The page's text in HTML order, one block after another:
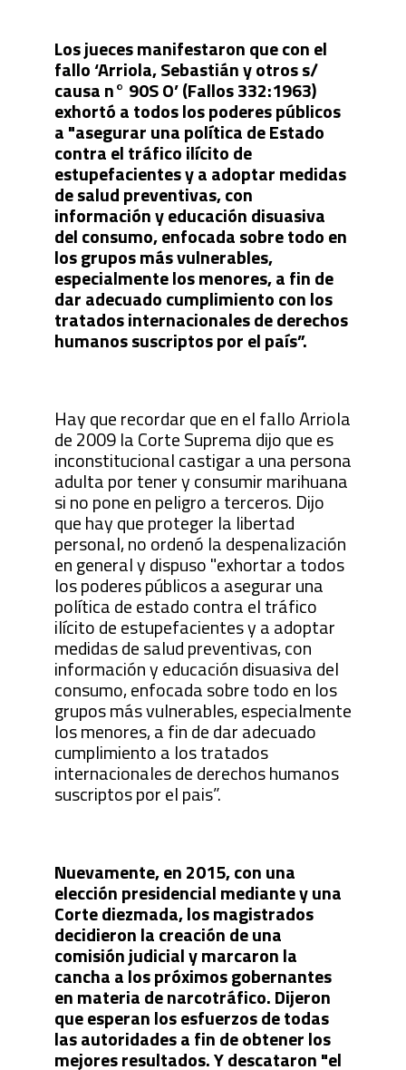
Los jueces manifestaron que con el
fallo ‘Arriola, Sebastián y otros s/
causa n° 90S O’ (Fallos 332:1963)
exhortó a todos los poderes públicos
a "asegurar una política de Estado
contra el tráfico ilícito de
estupefacientes y a adoptar medidas
de salud preventivas, con
información y educación disuasiva
del consumo, enfocada sobre todo en
los grupos más vulnerables,
especialmente los menores, a fin de
dar adecuado cumplimiento con los
tratados internacionales de derechos
humanos suscriptos por el país”.
Hay que recordar que en el fallo Arriola
de 2009 la Corte Suprema dijo que es
inconstitucional castigar a una persona
adulta por tener y consumir marihuana
si no pone en peligro a terceros. Dijo
que hay que proteger la libertad
personal, no ordenó la despenalización
en general y dispuso "exhortar a todos
los poderes públicos a asegurar una
política de estado contra el tráfico
ilícito de estupefacientes y a adoptar
medidas de salud preventivas, con
información y educación disuasiva del
consumo, enfocada sobre todo en los
grupos más vulnerables, especialmente
los menores, a fin de dar adecuado
cumplimiento a los tratados
internacionales de derechos humanos
suscriptos por el pais”.
Nuevamente, en 2015, con una
elección presidencial mediante y una
Corte diezmada, los magistrados
decidieron la creación de una
comisión judicial y marcaron la
cancha a los próximos gobernantes
en materia de narcotráfico. Dijeron
que esperan los esfuerzos de todas
las autoridades a fin de obtener los
mejores resultados. Y descataron "el